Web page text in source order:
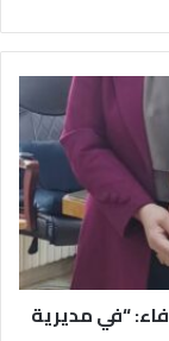
“في مديرية